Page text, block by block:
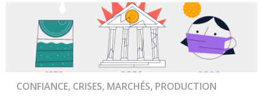
CONFIANCE, CRISES, MARCHÉS, PRODUCTION